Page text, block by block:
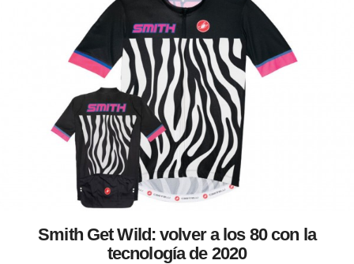
Smith Get Wild: volver a los 80 con la
tecnología de 2020